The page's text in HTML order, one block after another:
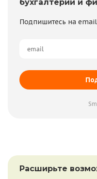
бухгалтерии и
Подпишитесь на
Расширьте